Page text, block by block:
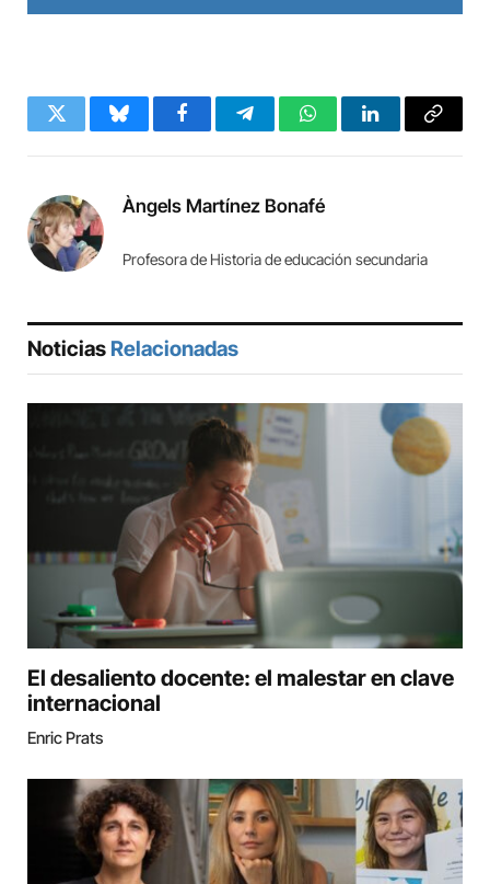
Twitter BlueskyFacebookTelegramWhatsAppLinkedInCopy
Àngels Martínez Bonafé
Profesora de Historia de educación secundaria
Noticias Relacionadas
El desaliento docente: el malestar en clave
internacional
Enric Prats